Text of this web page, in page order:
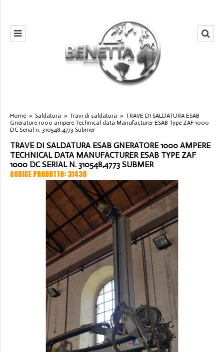
Home » Saldatura » Travi di saldatura » TRAVE DI SALDATURA ESAB
Gneratore 1000 ampere Technical data Manufacturer ESAB Type ZAF 1000
DC Serial n. 310548,4773 Submer
TRAVE DI SALDATURA ESAB GNERATORE 1000 AMPERE
TECHNICAL DATA MANUFACTURER ESAB TYPE ZAF
1000 DC SERIAL N. 310548,4773 SUBMER
CODICE PRODOTTO: 31438